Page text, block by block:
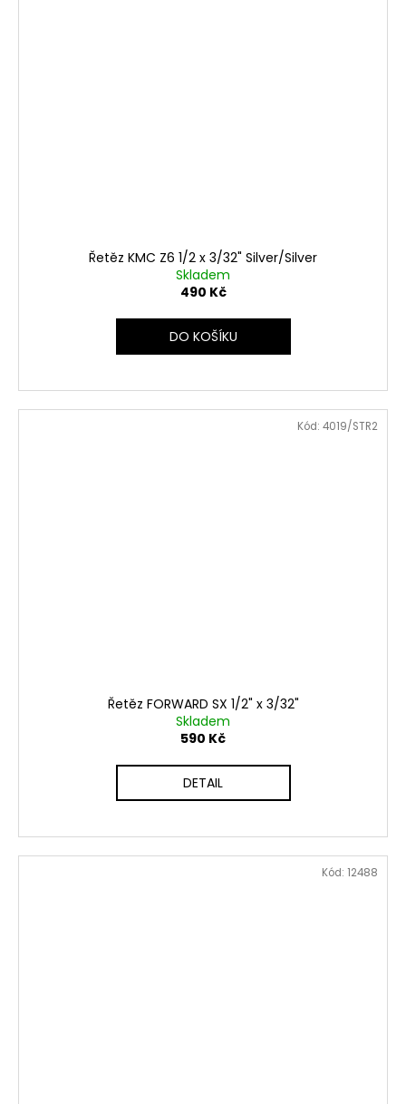
Řetěz KMC Z6 1/2 x 3/32" Silver/Silver
Skladem
490 Kč
DO KOŠÍKU
Řetěz FORWARD SX 1/2" x 3/32"
Skladem
590 Kč
DETAIL
Kód: 4019/STR2
Kód: 12488